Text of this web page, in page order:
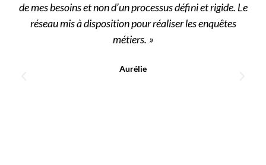
de mes besoins et non d’un processus défini et rigide. Le
réseau mis à disposition pour réaliser les enquêtes
métiers. »
Aurélie